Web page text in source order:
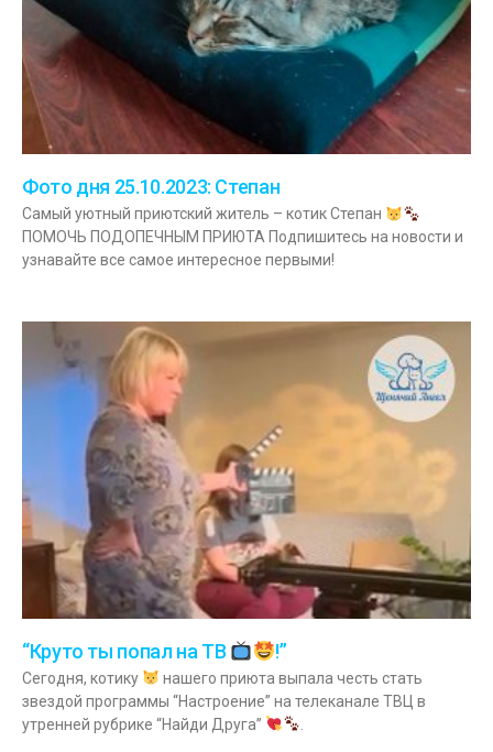
Фото дня 25.10.2023: Степан
Самый уютный приютский житель – котик Степан
ПОМОЧЬ ПОДОПЕЧНЫМ ПРИЮТА Подпишитесь на новости и
узнавайте все самое интересное первыми!
“Круто ты попал на ТВ !”
Сегодня, котику
нашего приюта выпала честь стать
звездой программы “Настроение” на телеканале ТВЦ в
утренней рубрике “Найди Друга”